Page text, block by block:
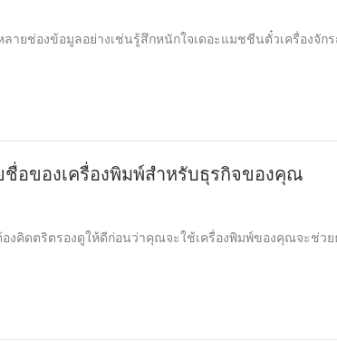
ายช่องข้อมูลอย่างเช่นรู้สึกหนักใจเดอะแมชชีนตั๋วเครื่องจัก
ชื่อของเครื่องพิมพ์สำหรับธุรกิจของคุณ
คิดตริตรองดูให้ดีก่อนว่าคุณจะใช้เครื่องพิมพ์ของคุณจะช่วย